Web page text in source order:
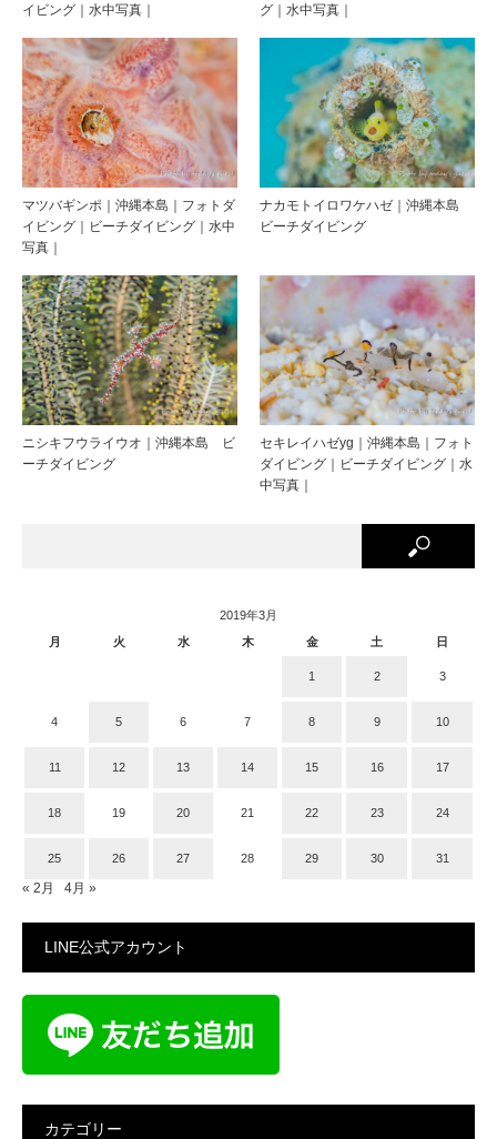
イビング｜水中写真｜ グ｜水中写真｜
マツバギンポ｜沖縄本島｜フォトダ
イビング｜ビーチダイビング｜水中
写真｜
ナカモトイロワケハゼ｜沖縄本島
ビーチダイビング
ニシキフウライウオ｜沖縄本島 ビ
ーチダイビング
セキレイハゼyg｜沖縄本島｜フォト
ダイビング｜ビーチダイビング｜水
中写真｜
2019年3月
月
火 水 木 金 土 日
1 2 3
4 5 6 7 8 9 10
11 12 13 14 15 16 17
18 19 20 21 22 23 24
25 26 27 28 29 30 31
« 2月 4月 »
LINE公式アカウント
カテゴリー